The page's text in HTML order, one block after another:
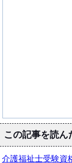
この記事を読ん
介護福祉士受験資